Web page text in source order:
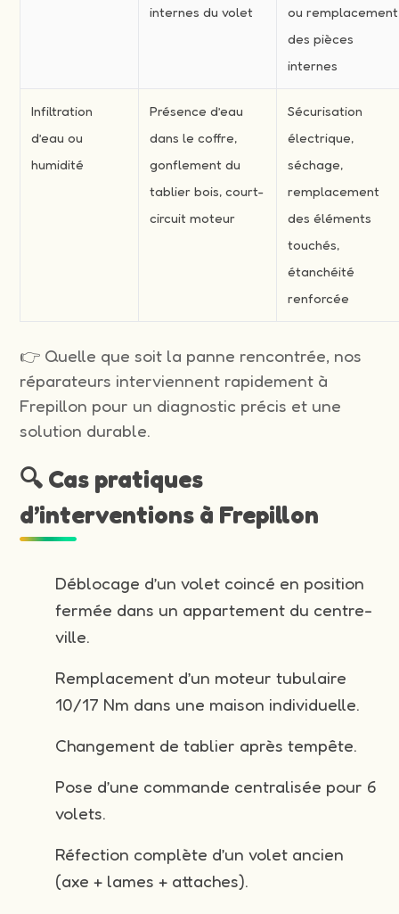
internes du volet
ou remplacement
des pièces
internes
Infiltration
d’eau ou
humidité
Présence d’eau
dans le coffre,
gonflement du
tablier bois, court-
circuit moteur
Sécurisation
électrique,
séchage,
remplacement
des éléments
touchés,
étanchéité
renforcée
👉 Quelle que soit la panne rencontrée, nos
réparateurs interviennent rapidement à
Frepillon pour un diagnostic précis et une
solution durable.
🔍 Cas pratiques
d’interventions à Frepillon
Déblocage d’un volet coincé en position
fermée dans un appartement du centre-
ville.
Remplacement d’un moteur tubulaire
10/17 Nm dans une maison individuelle.
Changement de tablier après tempête.
Pose d’une commande centralisée pour 6
volets.
Réfection complète d’un volet ancien
(axe + lames + attaches).